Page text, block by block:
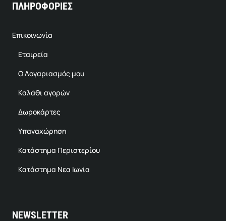
ΠΛΗΡΟΦΟΡΙΕΣ
Επικοινωνία
Εταιρεία
Ο Λογαριασμός μου
Καλάθι αγορών
Δωροκάρτες
Υπαναχώρηση
Κατάστημα Περιστερίου
Κατάστημα Νεα Ιωνία
NEWSLETTER